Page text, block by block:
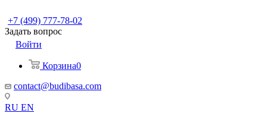
+7 (499) 777-78-02
Задать вопрос
Войти
Корзина0
contact@budibasa.com
RU EN